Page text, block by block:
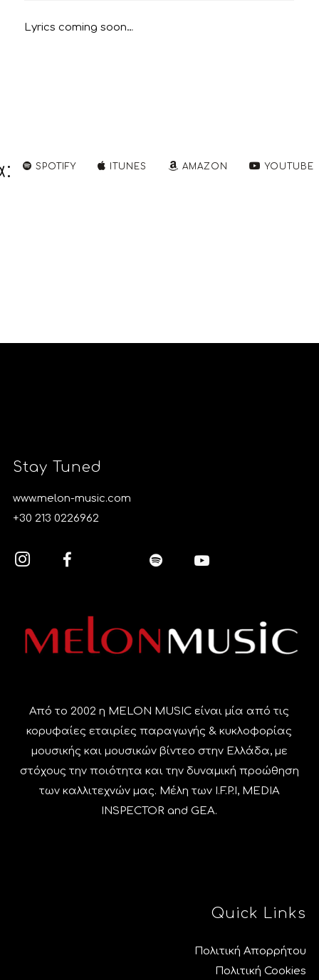
Lyrics coming soon…
SPOTIFY ITUNES AMAZON YOUTUBE
Stay Tuned
www.melon-music.com
+30 213 0226962
Από το 2002 η MELON MUSIC είναι μία από τις
κορυφαίες εταιρίες παραγωγής & κυκλοφορίας
μουσικής και μουσικών βίντεο στην Ελλάδα, με
στόχους την ποιότητα και την δυναμική προώθηση
των καλλιτεχνών μας. Μέλη των I.F.P.I, MEDIA
INSPECTOR and GEA.
Quick Links
Πολιτική Απορρήτου
Πολιτική Cookies